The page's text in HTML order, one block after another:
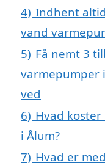
4) Indhent
vand
5) Få nemt 3
varmepumper
ved
6) Hvad
i Ålum?
7) Hvad er